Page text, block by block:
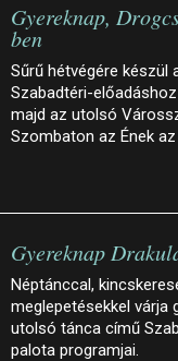
Gyereknap,
ben
Sűrű hétvégére készül
Szabadtéri-
majd az utolsó
Szombaton az Ének
Gyereknap
Néptánccal,
meglepetésekkel várja
utolsó tánca című
palota programjai.